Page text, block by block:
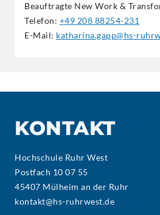
Beauftragte New Work &
Telefon: +49 208 88254-231
E-Mail: katharina.gapp@hs-
KONTAKT
Hochschule Ruhr West
Postfach 10 07 55
45407 Mülheim an der Ruhr
kontakt@hs-ruhrwest.de